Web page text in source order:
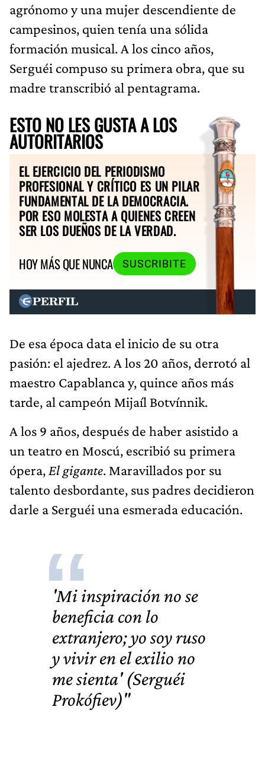
agrónomo y una mujer descendiente de
campesinos, quien tenía una sólida
formación musical. A los cinco años,
Serguéi compuso su primera obra, que su
madre transcribió al pentagrama.
ESTO NO LES GUSTA A LOS
AUTORITARIOS
EL EJERCICIO DEL PERIODISMO
PROFESIONAL Y CRÍTICO ES UN PILAR
FUNDAMENTAL DE LA DEMOCRACIA.
POR ESO MOLESTA A QUIENES CREEN
SER LOS DUEÑOS DE LA VERDAD.
HOY MÁS QUE NUNCA
SUSCRIBITE
De esa época data el inicio de su otra
pasión: el ajedrez. A los 20 años, derrotó al
maestro Capablanca y, quince años más
tarde, al campeón Mijaíl Botvínnik.
A los 9 años, después de haber asistido a
un teatro en Moscú, escribió su primera
ópera, El gigante. Maravillados por su
talento desbordante, sus padres decidieron
darle a Serguéi una esmerada educación.
'Mi inspiración no se
beneficia con lo
extranjero; yo soy ruso
y vivir en el exilio no
me sienta' (Serguéi
Prokófiev)"